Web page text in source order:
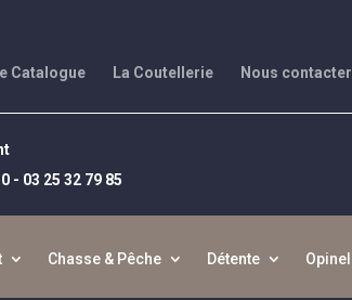
Catalogue La Coutellerie Nous contacter
- 03 25 32 79 85
Chasse & Pêche Détente Opinel